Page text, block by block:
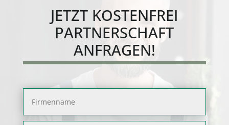
JETZT KOSTENFREI
PARTNERSCHAFT
ANFRAGEN!